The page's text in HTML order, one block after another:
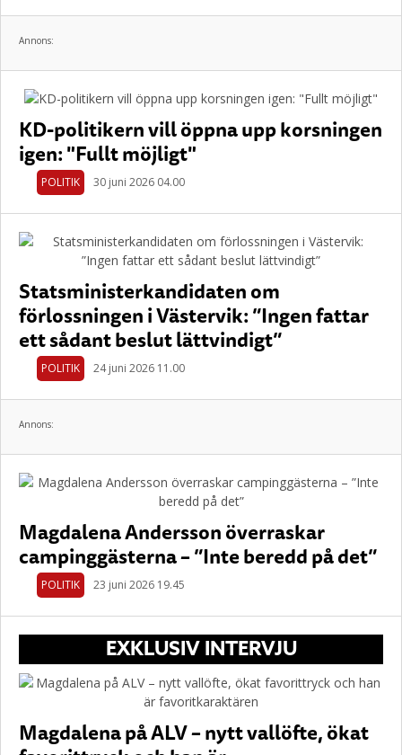
Annons:
KD-politikern vill öppna upp korsningen
igen: "Fullt möjligt"
POLITIK 30 juni 2026 04.00
Statsministerkandidaten om
förlossningen i Västervik: ”Ingen fattar
ett sådant beslut lättvindigt”
POLITIK 24 juni 2026 11.00
Annons:
Magdalena Andersson överraskar
campinggästerna – ”Inte beredd på det”
POLITIK 23 juni 2026 19.45
EXKLUSIV INTERVJU
Magdalena på ALV – nytt vallöfte, ökat